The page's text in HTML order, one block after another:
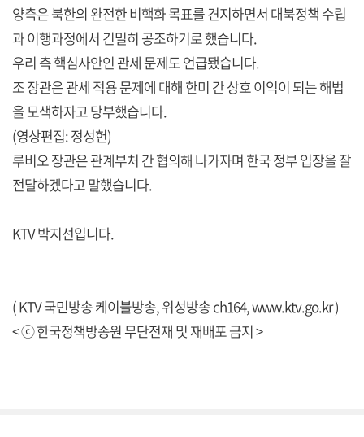
양측은 북한의 완전한 비핵화 목표를 견지하면서 대북정책 수립
과 이행과정에서 긴밀히 공조하기로 했습니다.
우리 측 핵심사안인 관세 문제도 언급됐습니다.
조 장관은 관세 적용 문제에 대해 한미 간 상호 이익이 되는 해법
을 모색하자고 당부했습니다.
(영상편집: 정성헌)
루비오 장관은 관계부처 간 협의해 나가자며 한국 정부 입장을 잘
전달하겠다고 말했습니다.
KTV 박지선입니다.
( KTV 국민방송 케이블방송, 위성방송 ch164,www.ktv.go.kr)
< ⓒ 한국정책방송원 무단전재 및 재배포 금지 >